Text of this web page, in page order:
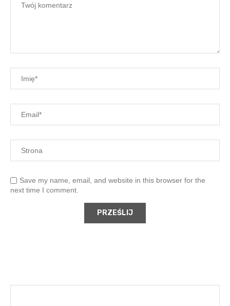
Save my name, email, and website in this browser for the
next time I comment.